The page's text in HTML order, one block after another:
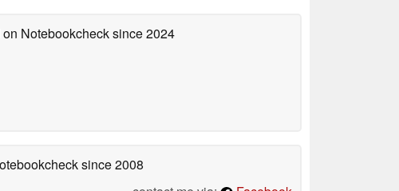
Notebookchecksince 2024
since 2008